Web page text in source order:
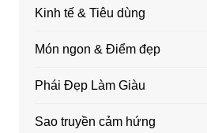
Kinh tế & Tiêu dùng
Món ngon & Điểm đẹp
Phái Đẹp Làm Giàu
Sao truyền cảm hứng